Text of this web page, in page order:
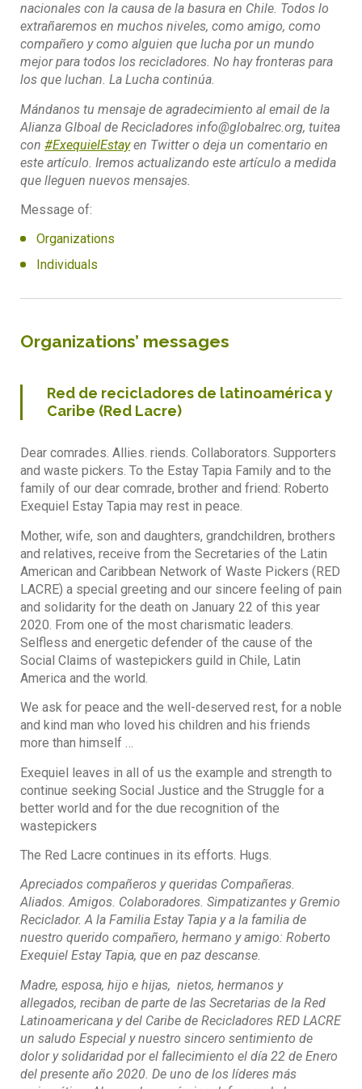
nacionales con la causa de la basura en Chile. Todos lo
extrañaremos en muchos niveles, como amigo, como
compañero y como alguien que lucha por un mundo
mejor para todos los recicladores. No hay fronteras para
los que luchan. La Lucha continúa.
Mándanos tu mensaje de agradecimiento al email de la
Alianza Glboal de Recicladores info@globalrec.org, tuitea
con #ExequielEstayen Twitter o deja un comentario en
este artículo. Iremos actualizando este artículo a medida
que lleguen nuevos mensajes.
Message of:
Organizations
Individuals
Organizations’ messages
Red de recicladores de latinoamérica y
Caribe (Red Lacre)
Dear comrades. Allies. riends. Collaborators. Supporters
and waste pickers. To the Estay Tapia Family and to the
family of our dear comrade, brother and friend: Roberto
Exequiel Estay Tapia may rest in peace.
Mother, wife, son and daughters, grandchildren, brothers
and relatives, receive from the Secretaries of the Latin
American and Caribbean Network of Waste Pickers (RED
LACRE) a special greeting and our sincere feeling of pain
and solidarity for the death on January 22 of this year
2020. From one of the most charismatic leaders.
Selfless and energetic defender of the cause of the
Social Claims of wastepickers guild in Chile, Latin
America and the world.
We ask for peace and the well-deserved rest, for a noble
and kind man who loved his children and his friends
more than himself …
Exequiel leaves in all of us the example and strength to
continue seeking Social Justice and the Struggle for a
better world and for the due recognition of the
wastepickers
The Red Lacre continues in its efforts. Hugs.
Apreciados compañeros y queridas Compañeras.
Aliados. Amigos. Colaboradores. Simpatizantes y Gremio
Reciclador. A la Familia Estay Tapia y a la familia de
nuestro querido compañero, hermano y amigo: Roberto
Exequiel Estay Tapia, que en paz descanse.
Madre, esposa, hijo e hijas, nietos, hermanos y
allegados, reciban de parte de las Secretarias de la Red
Latinoamericana y del Caribe de Recicladores RED LACRE
un saludo Especial y nuestro sincero sentimiento de
dolor y solidaridad por el fallecimiento el día 22 de Enero
del presente año 2020. De uno de los líderes más